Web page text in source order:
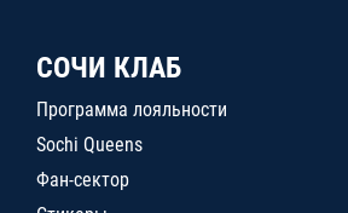
СОЧИ КЛАБ
Программа лояльности
Sochi Queens
Фан-сектор